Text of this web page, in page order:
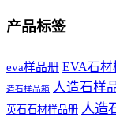
产品标签
eva样品册 EVA石材
造石样品箱 人造石样
英石石材样品册 人造